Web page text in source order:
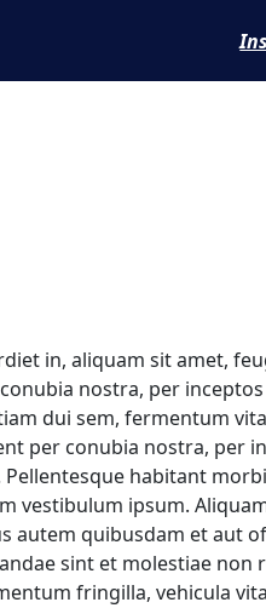
in, aliquam sit amet,
nostra, per
dui sem, fermentum
per conubia nostra, per
habitant
vestibulum ipsum.
autem quibusdam et aut
sint et molestiae non
fringilla, vehicula